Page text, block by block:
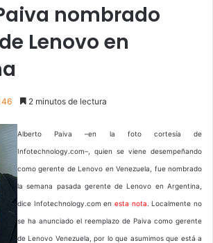
nombrado
Lenovo en
2 minutos de lectura
Alberto Paiva –en la foto cortesía de
Infotechnology.com–, quien se viene desempeñando
como gerente de Lenovo en Venezuela, fue nombrado
la semana pasada gerente de Lenovo en Argentina,
dice Infotechnology.com en esta nota . Localmente no
se ha anunciado el reemplazo de Paiva como gerente
de Lenovo Venezuela, por lo que asumimos que está a